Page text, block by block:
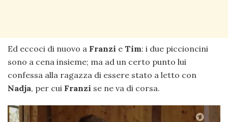
Ed eccoci di nuovo a Franzi e Tim: i due piccioncini
sono a cena insieme; ma ad un certo punto lui
confessa alla ragazza di essere stato a letto con
Nadja, per cui Franzi se ne va di corsa.